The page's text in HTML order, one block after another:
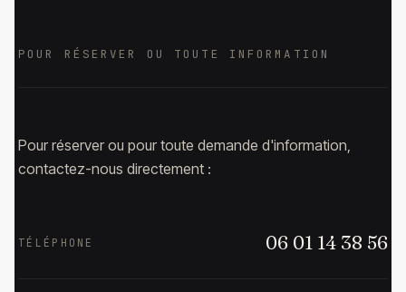
POUR RÉSERVER OU TOUTE INFORMATION
Pour réserver ou pour toute demande d'information,
contactez-nous directement :
TÉLÉPHONE 06 01 14 38 56